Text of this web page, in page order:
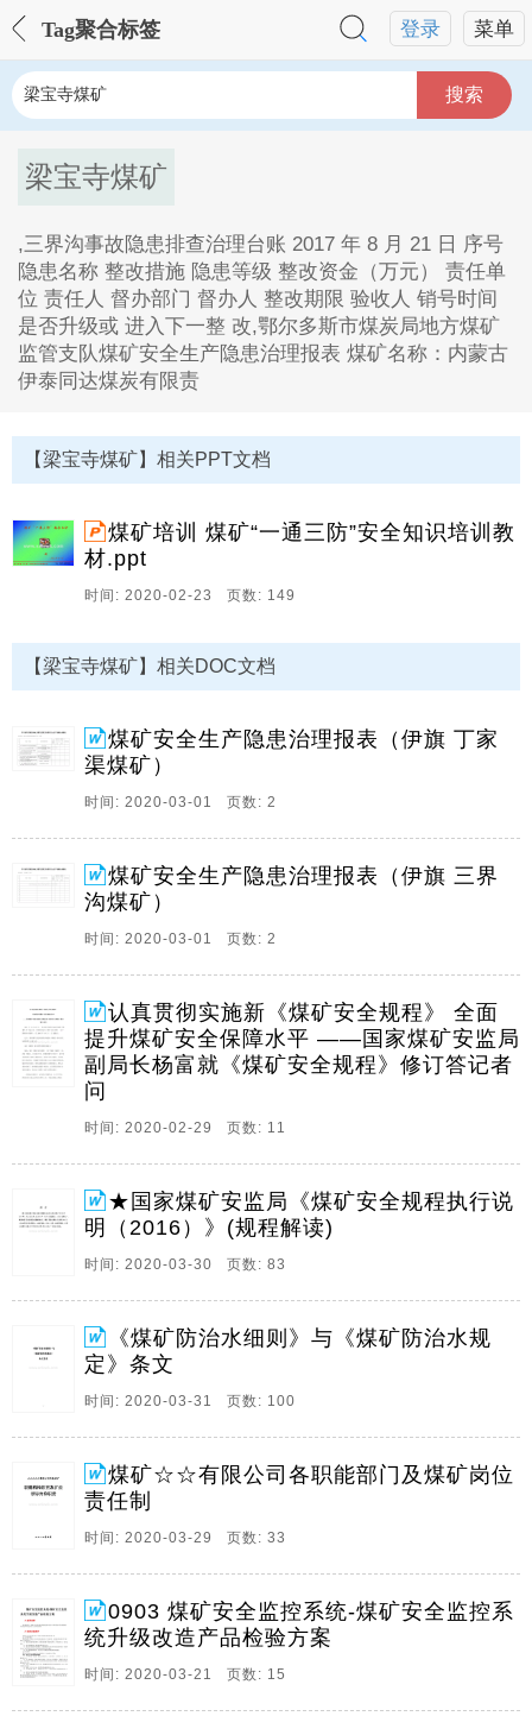
菜单
登录
Tag聚合标签
搜索
梁宝寺煤矿
,三界沟事故隐患排查治理台账 2017 年 8 月 21 日 序号
隐患名称 整改措施 隐患等级 整改资金（万元） 责任单
位 责任人 督办部门 督办人 整改期限 验收人 销号时间
是否升级或 进入下一整 改,鄂尔多斯市煤炭局地方煤矿
监管支队煤矿安全生产隐患治理报表 煤矿名称：内蒙古
伊泰同达煤炭有限责
1、三界沟事故隐患排查治理台账 2017 年 8 月 21 日 序
号 隐患名称 整改措施 隐患等级 整改资金（万元） 责任
单位 责任人 督办部门 督办人 整改期限 验收人 销号时
间 是否升级或 进入下一整 改。
2、鄂尔多斯市煤炭局地方煤矿监管支队煤矿安全生产隐
患治理报表 煤矿名称：内蒙古伊泰同达煤炭有限责任公
限 治理部门及负责人 验收部门及负责人 验收情况 1 井
下使。
患治理报表 煤矿名称：三界沟煤矿（盖章） 序号 隐患
（问题） 治理措施和预案 治理 期限 治理部门及负责人
基本任务：矿井不断输入新鲜空气和排出污浊空气的作
业过程叫矿井通风。基本任务是：1、连续不断地供给井
下足够。
5、前 言修订后的煤矿安全规程（国家安全监管总局令
第87号）已于2016年2月25日发布，自2016年10月1日起
施行。为维护法制统一，确保煤矿安全规程全面准确执
行，煤矿安全规程执行说明（2016）对其中容易误解多
解的、本次新增的、带有红线意义的重要条款，从理论
施。目 录第一编 总 则11. 。
矿防治水规定和煤矿防治水细则 “合编版”读本中红色加
粗的是煤矿防治水细则（以下简称为细则）新添加符
号、文字；带删除线的是虽然存在于煤矿防治水规定
字，蓝色加粗的是闫鹏飞添加的注解。
7、 煤矿安全监控系统 煤矿安全监控系统升级改造产品
检验方案 1 适用范围 本方案适用于 煤矿安全监控系统
升级改造技术方案 中涉及的13项内容的检验 升级改造
未涉及的内容 执行现行标准 2 检验准备要求 系统生产
企业在送检之前 应做好文档准备和样品准备工作 2 1 文
件资料要求 检验实施前 送检企业应向检验机构提供以下
书面材料 为检验机构高效有序开展检验工作提供参考 1
梳理出完备的技术资料 包括企业。
8、 煤矿安全监控系统 煤矿安全监控系统安装标准 一
安全监控系统组成 1 煤矿安全监控系统 具有模拟量 开
关量 累计量采集 传输 存储 处理 显示 打印 声光报警 控
【梁宝寺煤矿】相关PPT文档
煤矿培训 煤矿“一通三防”安全知识培训教
材.ppt
时间: 2020-02-23 页数: 149
【梁宝寺煤矿】相关DOC文档
煤矿安全生产隐患治理报表（伊旗 丁家
渠煤矿）
时间: 2020-03-01 页数: 2
煤矿安全生产隐患治理报表（伊旗 三界
沟煤矿）
时间: 2020-03-01 页数: 2
认真贯彻实施新《煤矿安全规程》 全面
提升煤矿安全保障水平 ——国家煤矿安监局
副局长杨富就《煤矿安全规程》修订答记者
问
时间: 2020-02-29 页数: 11
★国家煤矿安监局《煤矿安全规程执行说
明（2016）》(规程解读)
时间: 2020-03-30 页数: 83
《煤矿防治水细则》与《煤矿防治水规
定》条文
时间: 2020-03-31 页数: 100
煤矿☆☆有限公司各职能部门及煤矿岗位
责任制
时间: 2020-03-29 页数: 33
0903 煤矿安全监控系统-煤矿安全监控系
统升级改造产品检验方案
时间: 2020-03-21 页数: 15